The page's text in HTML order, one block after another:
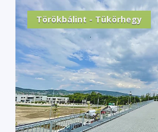
Törökbálint - Tükörhegy